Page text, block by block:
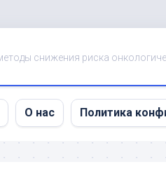
снижения риска
О нас Политика